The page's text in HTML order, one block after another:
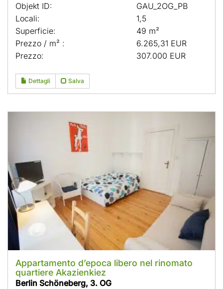
Objekt ID:
GAU_2OG_PB
Locali:
1,5
Superficie:
49 m²
Prezzo / m² :
6.265,31 EUR
Prezzo:
307.000 EUR
Dettagli Salva
Appartamento d’epoca libero nel rinomato
quartiere Akazienkiez
Berlin Schöneberg, 3. OG